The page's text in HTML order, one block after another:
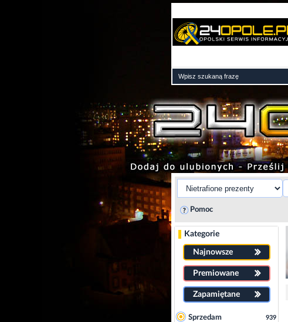
Pomoc
Kategorie
Najnowsze
Premiowane
Zapamiętane
Sprzedam 939